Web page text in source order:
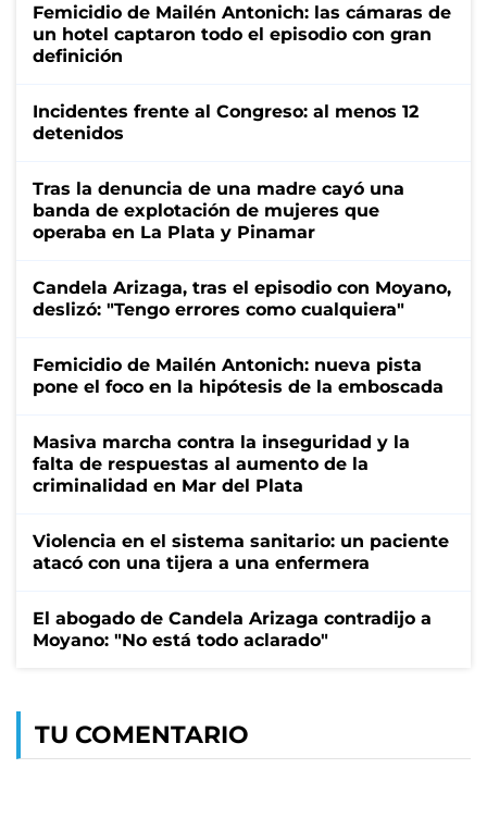
Femicidio de Mailén Antonich: las cámaras de
un hotel captaron todo el episodio con gran
definición
Incidentes frente al Congreso: al menos 12
detenidos
Tras la denuncia de una madre cayó una
banda de explotación de mujeres que
operaba en La Plata y Pinamar
Candela Arizaga, tras el episodio con Moyano,
deslizó: "Tengo errores como cualquiera"
Femicidio de Mailén Antonich: nueva pista
pone el foco en la hipótesis de la emboscada
Masiva marcha contra la inseguridad y la
falta de respuestas al aumento de la
criminalidad en Mar del Plata
Violencia en el sistema sanitario: un paciente
atacó con una tijera a una enfermera
El abogado de Candela Arizaga contradijo a
Moyano: "No está todo aclarado"
TU COMENTARIO